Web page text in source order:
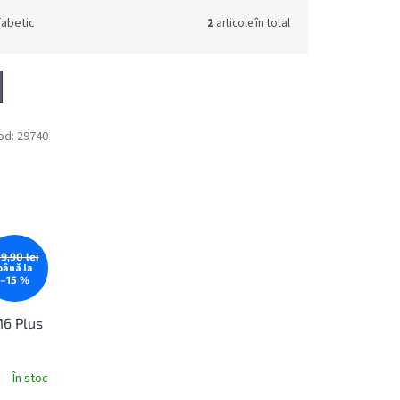
2 articole în total
lei
la
–15 %
Plus
În stoc
29740